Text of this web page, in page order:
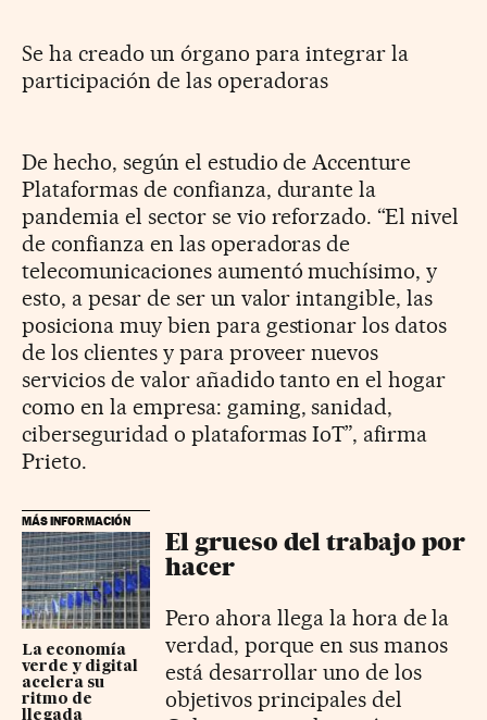
Se ha creado un órgano para integrar la
participación de las operadoras
De hecho, según el estudio de Accenture
Plataformas de confianza, durante la
pandemia el sector se vio reforzado. “El nivel
de confianza en las operadoras de
telecomunicaciones aumentó muchísimo, y
esto, a pesar de ser un valor intangible, las
posiciona muy bien para gestionar los datos
de los clientes y para proveer nuevos
servicios de valor añadido tanto en el hogar
como en la empresa: gaming, sanidad,
ciberseguridad o plataformas IoT”, afirma
Prieto.
MÁS INFORMACIÓN
La economía
verde y digital
acelera su
ritmo de
llegada
El grueso del trabajo por
hacer
Pero ahora llega la hora de la
verdad, porque en sus manos
está desarrollar uno de los
objetivos principales del